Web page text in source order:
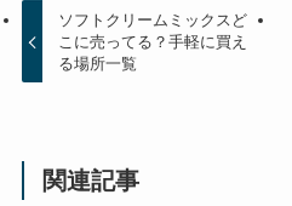
ソフトクリームミックスど
こに売ってる？手軽に買え
る場所一覧
関連記事